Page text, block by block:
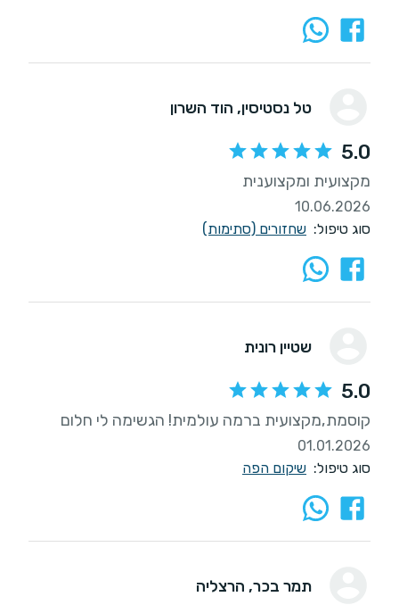
טל נסטיסין, הוד השרון
5.0
מקצועית ומקצוענית
10.06.2026
סוג טיפול: שחזורים (סתימות)
שטיין רונית
5.0
קוסמת,מקצועית ברמה עולמית! הגשימה לי חלום
01.01.2026
סוג טיפול: שיקום הפה
תמר בכר, הרצליה